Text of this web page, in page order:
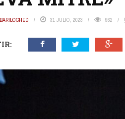
BARILOCHED 31 JULIO, 2023 962